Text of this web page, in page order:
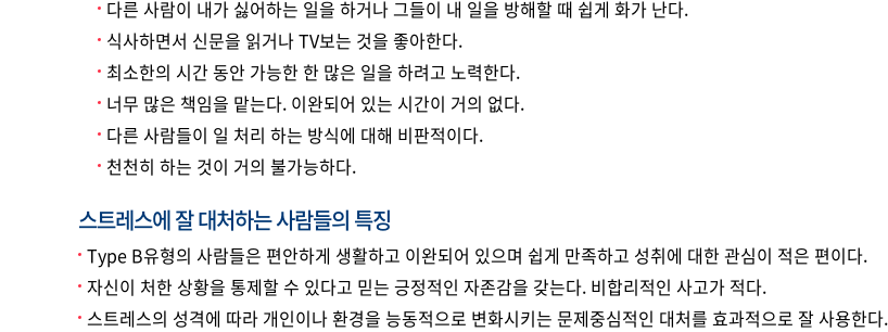
다른 사람이 내가 싫어하는 일을 하거나 그들이 내 일을 방해할 때 쉽게 화가 난다.
식사하면서 신문을 읽거나 TV보는 것을 좋아한다.
최소한의 시간 동안 가능한 한 많은 일을 하려고 노력한다.
너무 많은 책임을 맡는다. 이완되어 있는 시간이 거의 없다.
다른 사람들이 일 처리 하는 방식에 대해 비판적이다.
천천히 하는 것이 거의 불가능하다.
스트레스에 잘 대처하는 사람들의 특징
Type B유형의 사람들은 편안하게 생활하고 이완되어 있으며 쉽게 만족하고 성취에 대한 관심이 적은 편이다.
자신이 처한 상황을 통제할 수 있다고 믿는 긍정적인 자존감을 갖는다. 비합리적인 사고가 적다.
스트레스의 성격에 따라 개인이나 환경을 능동적으로 변화시키는 문제중심적인 대처를 효과적으로 잘 사용한다.